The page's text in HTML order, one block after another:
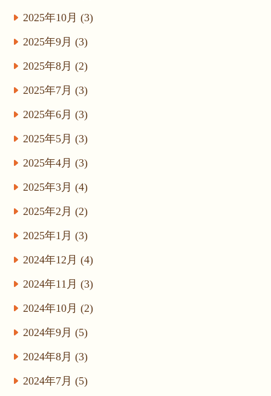
2025年10月 (3)
2025年9月 (3)
2025年8月 (2)
2025年7月 (3)
2025年6月 (3)
2025年5月 (3)
2025年4月 (3)
2025年3月 (4)
2025年2月 (2)
2025年1月 (3)
2024年12月 (4)
2024年11月 (3)
2024年10月 (2)
2024年9月 (5)
2024年8月 (3)
2024年7月 (5)